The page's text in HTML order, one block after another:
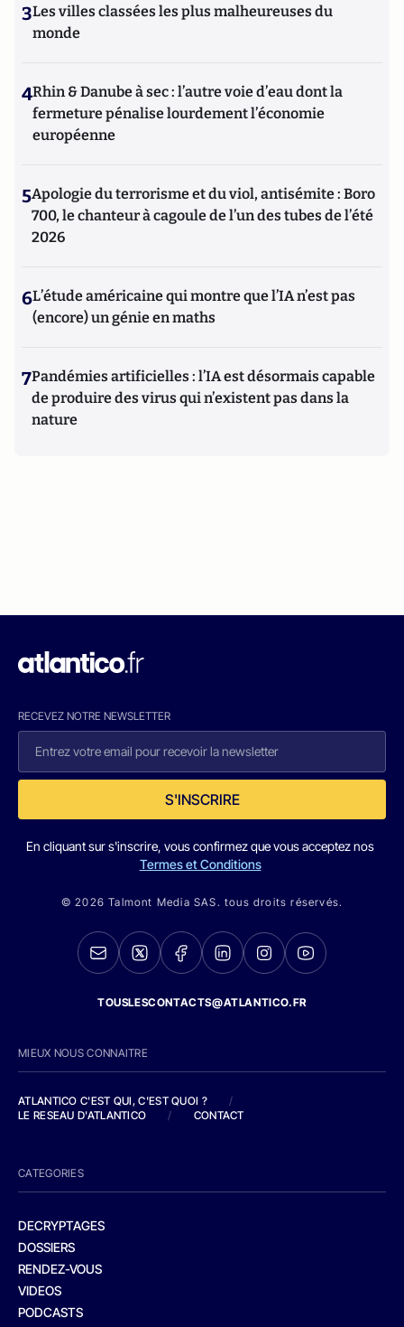
3Les villes classées les plus malheureuses du
monde
4Rhin & Danube à sec : l’autre voie d’eau dont la
fermeture pénalise lourdement l’économie
européenne
5Apologie du terrorisme et du viol, antisémite : Boro
700, le chanteur à cagoule de l’un des tubes de l’été
2026
6L’étude américaine qui montre que l’IA n’est pas
(encore) un génie en maths
7Pandémies artificielles : l’IA est désormais capable
de produire des virus qui n’existent pas dans la
nature
RECEVEZ NOTRE NEWSLETTER
S'INSCRIRE
En cliquant sur s'inscrire, vous confirmez que vous acceptez nos
Termes et Conditions
© 2026 Talmont Media SAS. tous droits réservés.
TOUSLESCONTACTS@ATLANTICO.FR
MIEUX NOUS CONNAITRE
ATLANTICO C'EST QUI, C'EST QUOI ?
/
LE RESEAU D'ATLANTICO
/ CONTACT
CATEGORIES
DECRYPTAGES
DOSSIERS
RENDEZ-VOUS
VIDEOS
PODCASTS